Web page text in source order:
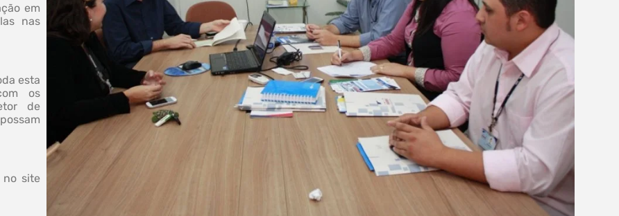
em
nas
esta
os
de
no site